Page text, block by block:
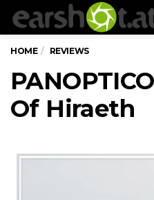
HOME REVIEWS
Of Hiraeth